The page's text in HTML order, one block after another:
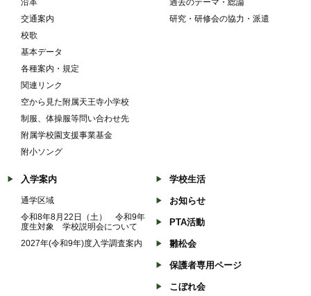
沿革
交通案内
校歌
基本データ
各種案内・規定
関連リンク
空から見た附属天王寺小学校
制服、体操服等問い合わせ先
附属学校園支援事業基金
附小ソング
過去のテーマ・総論
研究・研修会の協力・派遣
入学案内
通学区域
令和8年8月22日（土） 令和9年
度生対象 学校説明会について
2027年(令和9年)度入学調査案内
学校生活
お知らせ
PTA活動
雛松会
保護者専用ページ
こぼれ会